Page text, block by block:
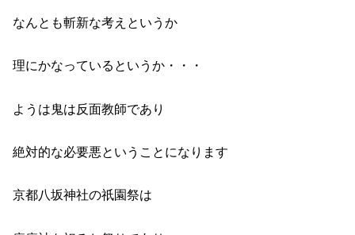
なんとも斬新な考えというか
理にかなっているというか・・・
ようは鬼は反面教師であり
絶対的な必要悪ということになります
京都八坂神社の祇園祭は